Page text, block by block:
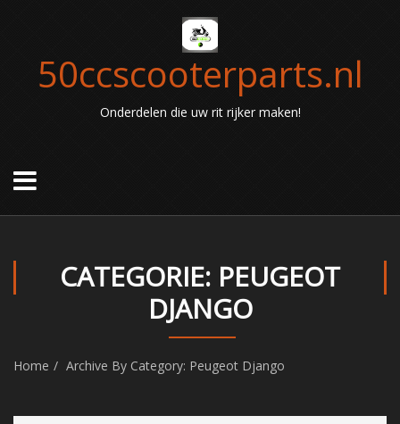
50ccscooterparts.nl
Onderdelen die uw rit rijker maken!
CATEGORIE: PEUGEOT
DJANGO
Home Archive By Category: Peugeot Django